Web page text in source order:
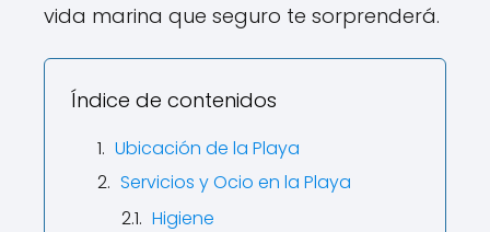
vida marina que seguro te sorprenderá.
Índice de contenidos
Ubicación de la Playa
Servicios y Ocio en la Playa
Higiene